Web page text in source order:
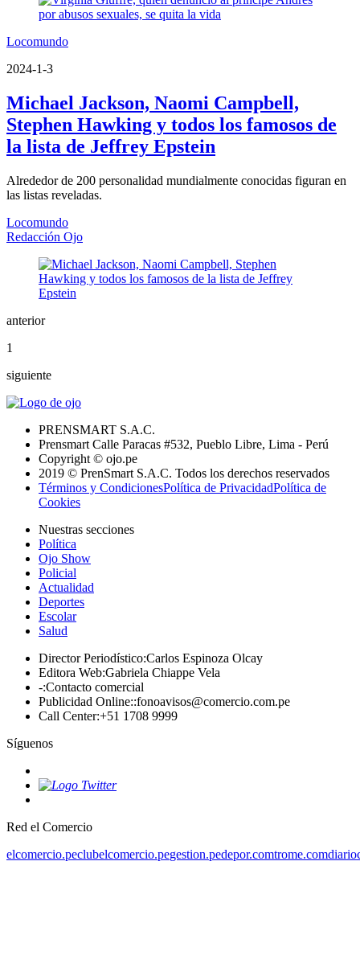
Locomundo
2024-1-3
Michael Jackson, Naomi Campbell,
Stephen Hawking y todos los famosos de
la lista de Jeffrey Epstein
Alrededor de 200 personalidad mundialmente conocidas figuran en
las listas reveladas.
Locomundo
Redacción Ojo
anterior
1
siguiente
PRENSMART S.A.C.
Prensmart Calle Paracas #532, Pueblo Libre, Lima - Perú
Copyright © ojo.pe
2019 © PrenSmart S.A.C. Todos los derechos reservados
Términos y CondicionesPolítica de PrivacidadPolítica de
Cookies
Nuestras secciones
Política
Ojo Show
Policial
Actualidad
Deportes
Escolar
Salud
Director Periodístico:Carlos Espinoza Olcay
Editora Web:Gabriela Chiappe Vela
-:Contacto comercial
Publicidad Online::fonoavisos@comercio.com.pe
Call Center:+51 1708 9999
Síguenos
Red el Comercio
elcomercio.peclubelcomercio.pegestion.pedepor.comtrome.com